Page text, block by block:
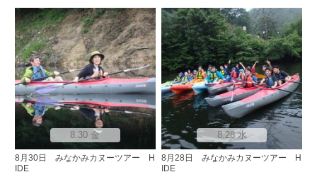
8.30 金
8月30日 みなかみカヌーツアー H
IDE
8.28 水
8月28日 みなかみカヌーツアー H
IDE